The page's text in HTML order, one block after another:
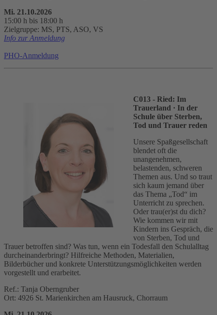
Mi. 21.10.2026
15:00 h bis 18:00 h
Zielgruppe: MS, PTS, ASO, VS
Info zur Anmeldung
PHO-Anmeldung
C013 - Ried: Im
Trauerland · In der
Schule über Sterben,
Tod und Trauer reden
Unsere Spaßgesellschaft
blendet oft die
unangenehmen,
belastenden, schweren
Themen aus. Und so traut
sich kaum jemand über
das Thema „Tod“ im
Unterricht zu sprechen.
Oder trau(er)st du dich?
Wie kommen wir mit
Kindern ins Gespräch, die
von Sterben, Tod und
Trauer betroffen sind? Was tun, wenn ein Todesfall den Schulalltag
durcheinanderbringt? Hilfreiche Methoden, Materialien,
Bilderbücher und konkrete Unterstützungsmöglichkeiten werden
vorgestellt und erarbeitet.
Ref.: Tanja Oberngruber
Ort: 4926 St. Marienkirchen am Hausruck, Chorraum